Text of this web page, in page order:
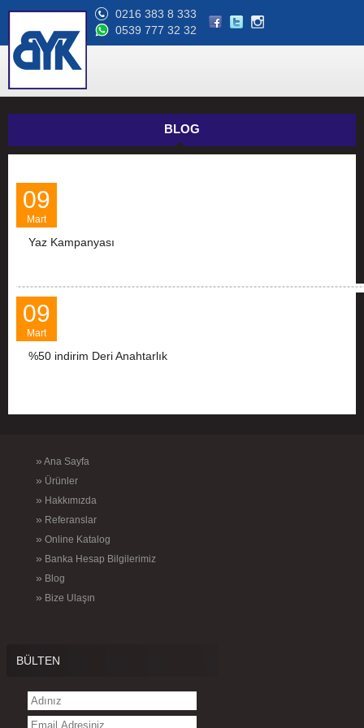
0216 383 8 333
0539 777 32 32
BLOG
09
Mart
Yaz Kampanyası
09
Mart
%50 indirim Deri Anahtarlık
» Ana Sayfa
» Ürünler
» Hakkımızda
» Referanslar
» Online Katalog
» Banka Hesap Bilgilerimiz
» Blog
» Bize Ulaşın
BÜLTEN